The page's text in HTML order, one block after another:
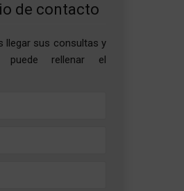
de contacto
llegar sus consultas y
puede rellenar el